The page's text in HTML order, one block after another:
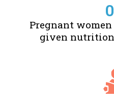
Pregnant
given
0